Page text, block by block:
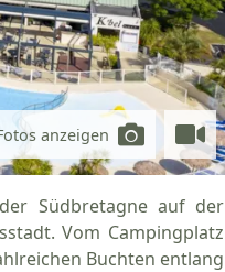
anzeigen
Südbretagne auf der
Vom Campingplatz
Buchten entlang